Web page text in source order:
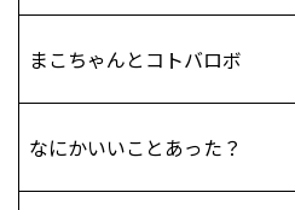
まこちゃんとコトバロボ
なにかいいことあった？